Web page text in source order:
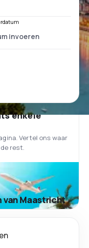
enkele
Vertel ons waar
rest.
van Maastricht